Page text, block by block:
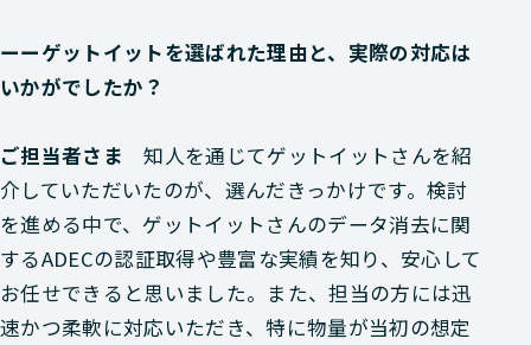
ーーゲットイットを選ばれた理由と、実際の対応は
いかがでしたか？
ご担当者さま 知人を通じてゲットイットさんを紹
介していただいたのが、選んだきっかけです。検討
を進める中で、ゲットイットさんのデータ消去に関
するADECの認証取得や豊富な実績を知り、安心して
お任せできると思いました。また、担当の方には迅
速かつ柔軟に対応いただき、特に物量が当初の想定